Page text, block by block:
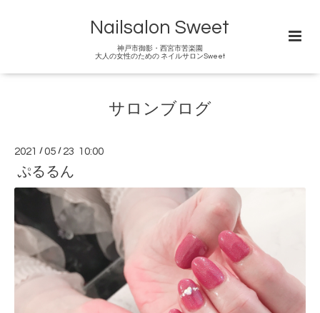
Nailsalon Sweet
神戸市御影・西宮市苦楽園
大人の女性のための ネイルサロンSweet
サロンブログ
2021 /05 / 23 10:00
ぷるるん